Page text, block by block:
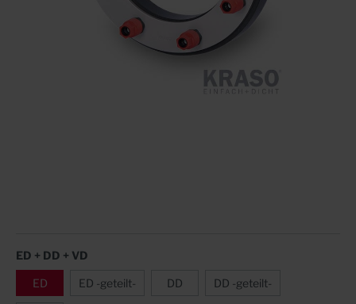
ED + DD + VD
ED ED -geteilt- DD DD -geteilt-